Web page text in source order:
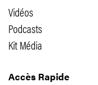
Vidéos
Podcasts
Kit Média
Accès Rapide